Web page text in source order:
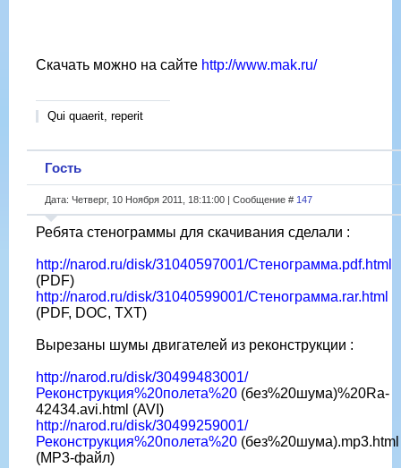
Скачать можно на сайте http://www.mak.ru/
Qui quaerit, reperit
Гость
Дата: Четверг, 10 Ноября 2011, 18:11:00 | Сообщение # 147
Ребята стенограммы для скачивания сделали :
http://narod.ru/disk/31040597001/Стенограмма.pdf.html
(PDF)
http://narod.ru/disk/31040599001/Стенограмма.rar.html
(PDF, DOC, TXT)
Вырезаны шумы двигателей из реконструкции :
http://narod.ru/disk/30499483001/
Реконструкция%20полета%20 (без%20шума)%20Ra-
42434.avi.html (AVI)
http://narod.ru/disk/30499259001/
Реконструкция%20полета%20 (без%20шума).mp3.html
(MP3-файл)